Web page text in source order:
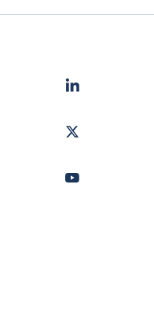
LinkedIn
Twitter
Youtube